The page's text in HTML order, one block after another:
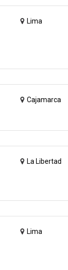
Lima
Cajamarca
La Libertad
Lima